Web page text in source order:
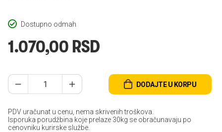
Dostupno odmah
1.070,00 RSD
DODAJTE U KORPU
PDV uračunat u cenu, nema skrivenih troškova.
Isporuka porudžbina koje prelaze 30kg se obračunavaju po
cenovniku kurirske službe.